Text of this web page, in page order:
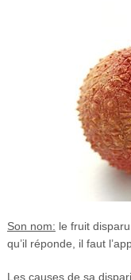
Son nom: le fruit
qu’il réponde, il faut
Les causes de sa